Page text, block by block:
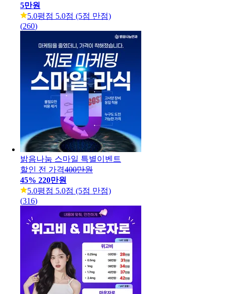
5만원
5.0평점 5.0점 (5점 만점)
(260)
밝음나눔 스마일 특별이벤트
할인 전 가격400만원
45% 220만원
5.0평점 5.0점 (5점 만점)
(316)